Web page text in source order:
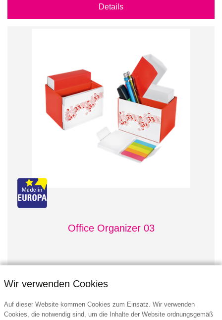
Details
Office Organizer 03
ab 4,28 €
Mindestbestellmenge: 500 Stk.
Wir verwenden Cookies
Auf dieser Website kommen Cookies zum Einsatz. Wir verwenden
Cookies, die notwendig sind, um die Inhalte der Website ordnungsgemäß